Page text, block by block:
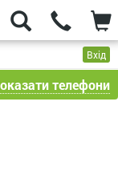
Вхід
телефони